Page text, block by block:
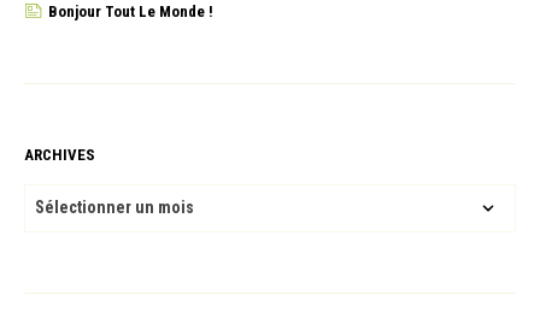
Bonjour Tout Le Monde !
ARCHIVES
ARCHIVES